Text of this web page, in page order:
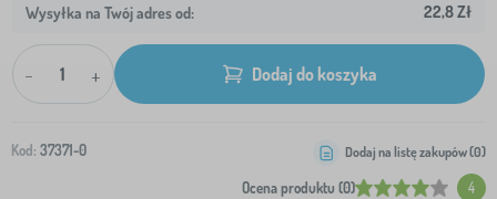
Wysyłka na Twój adres od: 22,8 Zł
- + Dodaj do koszyka
Kod: 37371-0
Ocena produktu (0) 4
Dodaj na listę zakupów (0)